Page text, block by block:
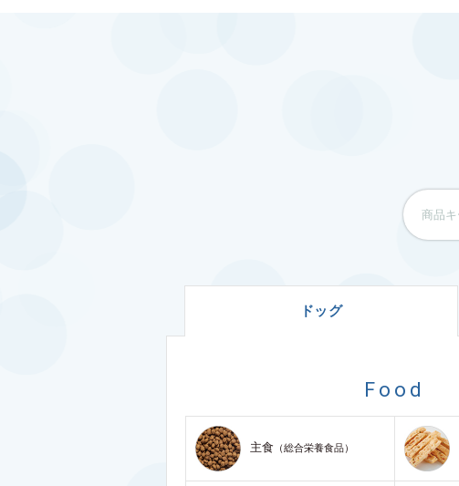
ドッグ
Food
主食 （総合栄養食品）